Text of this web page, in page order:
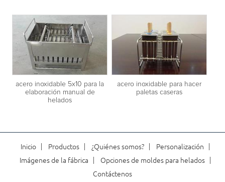
acero inoxidable 5x10 para la
elaboración manual de
helados
acero inoxidable para hacer
paletas caseras
Inicio Productos ¿Quiénes somos?
Personalización
Imágenes de la fábrica
Opciones de moldes para helados
Contáctenos